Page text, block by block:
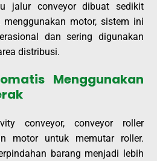
jalur conveyor dibuat sedikit
motor, sistem ini
dan sering digunakan
distribusi.
Menggunakan
conveyor, conveyor roller
motor untuk memutar roller.
barang menjadi lebih